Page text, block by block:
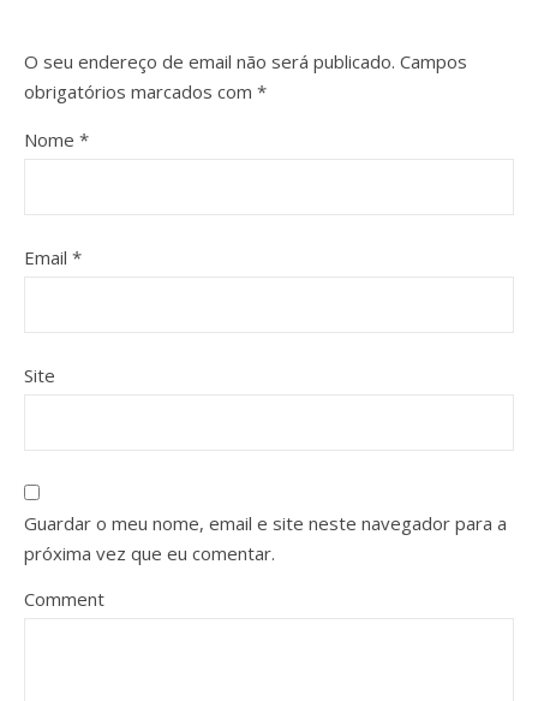
O seu endereço de email não será publicado. Campos
obrigatórios marcados com *
Nome *
Email *
Site
Guardar o meu nome, email e site neste navegador para a
próxima vez que eu comentar.
Comment